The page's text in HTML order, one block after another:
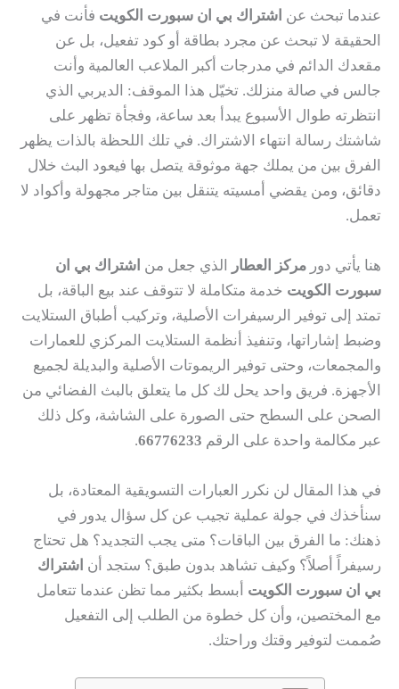
عندما تبحث عن اشتراك بي ان سبورت الكويت فأنت في
الحقيقة لا تبحث عن مجرد بطاقة أو كود تفعيل، بل عن
مقعدك الدائم في مدرجات أكبر الملاعب العالمية وأنت
جالس في صالة منزلك. تخيّل هذا الموقف: الديربي الذي
انتظرته طوال الأسبوع يبدأ بعد ساعة، وفجأة تظهر على
شاشتك رسالة انتهاء الاشتراك. في تلك اللحظة بالذات يظهر
الفرق بين من يملك جهة موثوقة يتصل بها فيعود البث خلال
دقائق، ومن يقضي أمسيته يتنقل بين متاجر مجهولة وأكواد لا
تعمل.
هنا يأتي دور مركز العطار الذي جعل من اشتراك بي ان
سبورت الكويت خدمة متكاملة لا تتوقف عند بيع الباقة، بل
تمتد إلى توفير الرسيفرات الأصلية، وتركيب أطباق الستلايت
وضبط إشاراتها، وتنفيذ أنظمة الستلايت المركزي للعمارات
والمجمعات، وحتى توفير الريموتات الأصلية والبديلة لجميع
الأجهزة. فريق واحد يحل لك كل ما يتعلق بالبث الفضائي من
الصحن على السطح حتى الصورة على الشاشة، وكل ذلك
عبر مكالمة واحدة على الرقم 66776233
.
في هذا المقال لن نكرر العبارات التسويقية المعتادة، بل
سنأخذك في جولة عملية تجيب عن كل سؤال يدور في
ذهنك: ما الفرق بين الباقات؟ متى يجب التجديد؟ هل تحتاج
رسيفراً أصلاً؟ وكيف تشاهد بدون طبق؟ ستجد أن اشتراك
بي ان سبورت الكويت أبسط بكثير مما تظن عندما تتعامل
مع المختصين، وأن كل خطوة من الطلب إلى التفعيل
صُممت لتوفير وقتك وراحتك.